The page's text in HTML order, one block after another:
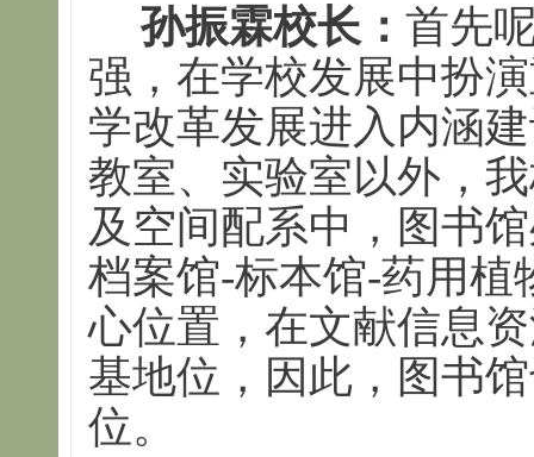
孙振霖校长： 首先
强，在学校发展中扮
学改革发展进入内涵
教室、实验室以外，
及空间配系中，图书
档案馆-标本馆-药用植
心位置，在文献信息
基地位，因此，图书
位。